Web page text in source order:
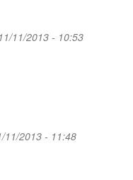
11/2013 - 10:53
11/2013 - 11:48